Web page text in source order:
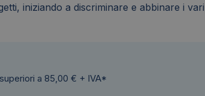
iniziando a discriminare e abbinare i
a 85,00 € + IVA*